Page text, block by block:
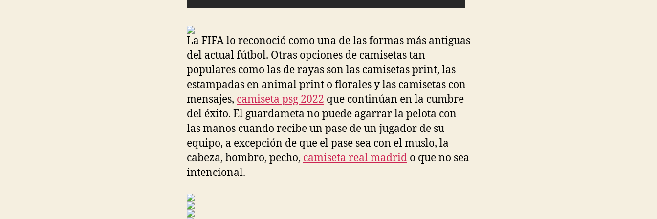
La FIFA lo reconoció como una de las formas más antiguas
del actual fútbol. Otras opciones de camisetas tan
populares como las de rayas son las camisetas print, las
estampadas en animal print o florales y las camisetas con
mensajes, camiseta psg 2022 que continúan en la cumbre
del éxito. El guardameta no puede agarrar la pelota con
las manos cuando recibe un pase de un jugador de su
equipo, a excepción de que el pase sea con el muslo, la
cabeza, hombro, pecho, camiseta real madrid o que no sea
intencional.